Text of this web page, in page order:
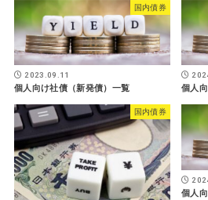
国内債券
2023.09.11
個人向け社債（新発債）一覧 個人
国内債券
個人